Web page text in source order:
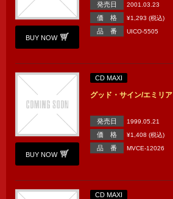
BUY NOW
発売日 2001.03.23
価 格 ¥1,293 (税込)
品 番 UICO-5505
BUY NOW
CD MAXI
グッド・サイン/エミリア
発売日 1999.05.21
価 格 ¥1,408 (税込)
品 番 MVCE-12026
CD MAXI